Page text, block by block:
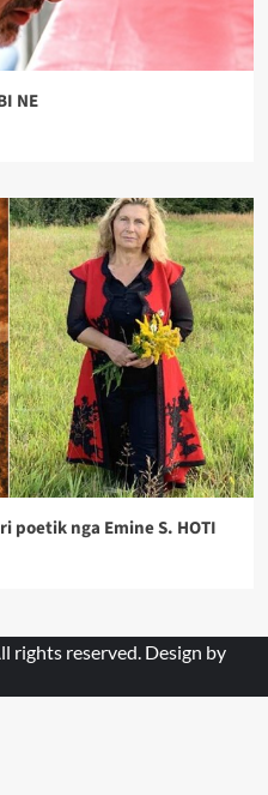
NE
nga Emine S. HOTI
rights reserved. Design by